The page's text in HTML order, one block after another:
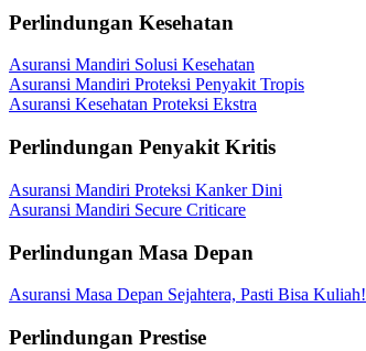
Perlindungan Kesehatan
Asuransi Mandiri Solusi Kesehatan
Asuransi Mandiri Proteksi Penyakit Tropis
Asuransi Kesehatan Proteksi Ekstra
Perlindungan Penyakit Kritis
Asuransi Mandiri Proteksi Kanker Dini
Asuransi Mandiri Secure Criticare
Perlindungan Masa Depan
Asuransi Masa Depan Sejahtera, Pasti Bisa Kuliah!
Perlindungan Prestise